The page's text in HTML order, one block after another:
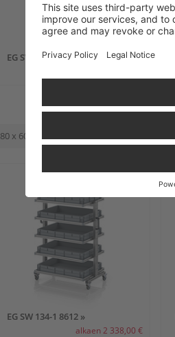
EG SW 200-1 6432 »
80 x 60
EG SW 134-1 8612 »
alkaen 2 338,00 €